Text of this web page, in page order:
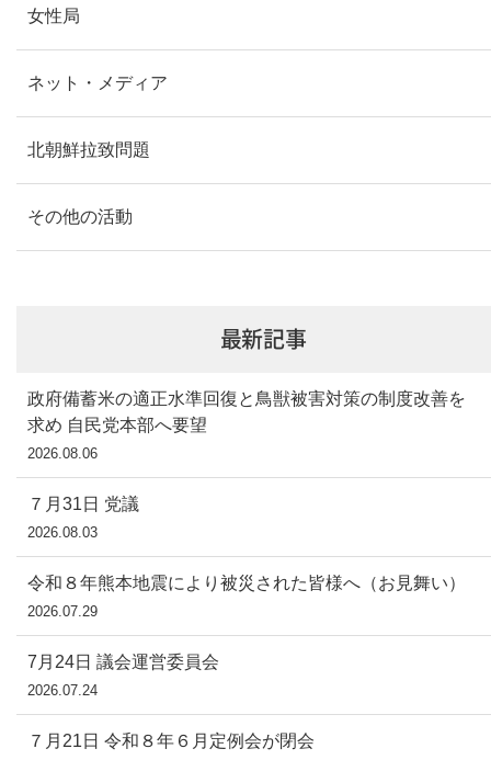
女性局
ネット・メディア
北朝鮮拉致問題
その他の活動
最新記事
政府備蓄米の適正水準回復と鳥獣被害対策の制度改善を
求め 自民党本部へ要望
2026.08.06
７月31日 党議
2026.08.03
令和８年熊本地震により被災された皆様へ（お見舞い）
2026.07.29
7月24日 議会運営委員会
2026.07.24
７月21日 令和８年６月定例会が閉会